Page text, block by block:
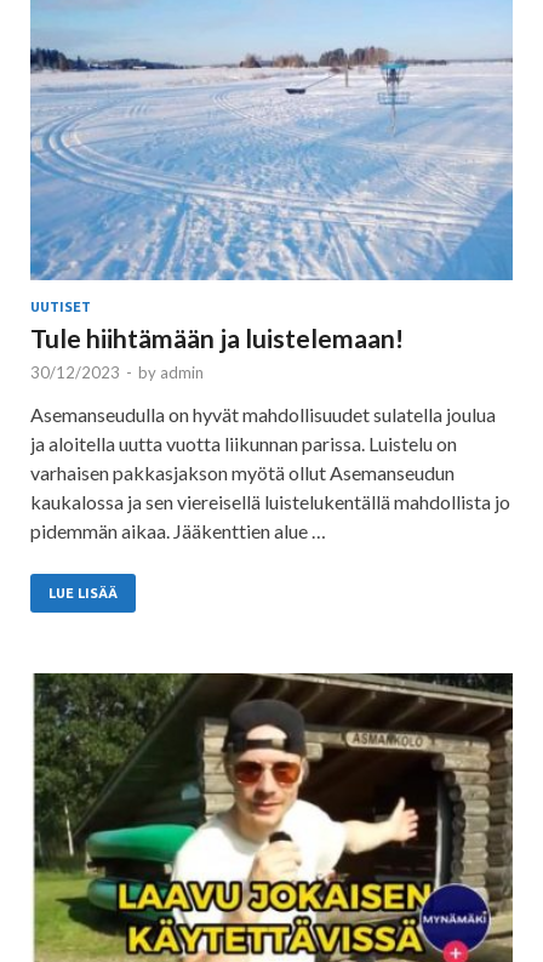
UUTISET
Tule hiihtämään ja luistelemaan!
30/12/2023 - by admin
Asemanseudulla on hyvät mahdollisuudet sulatella joulua
ja aloitella uutta vuotta liikunnan parissa. Luistelu on
varhaisen pakkasjakson myötä ollut Asemanseudun
kaukalossa ja sen viereisellä luistelukentällä mahdollista jo
pidemmän aikaa. Jääkenttien alue …
LUE LISÄÄ